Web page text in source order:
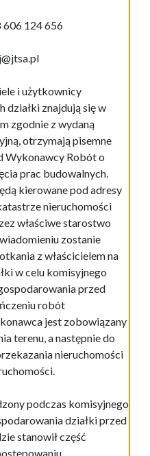
606 124656
i użytkownicy
działki znajdują się w
zgodnie z wydaną
otrzymają pisemne
Wykonawcy Robóto
prac budowalnych.
kierowanepodadresy
nieruchomości
właściwe starostwo
zostanie
z właścicielem na
w celu komisyjnego
aprzed
robót
jest zobowiązany
terenu,anastępniedo
nieruchomości
podczas komisyjnego
działkiprzed
stanowił część